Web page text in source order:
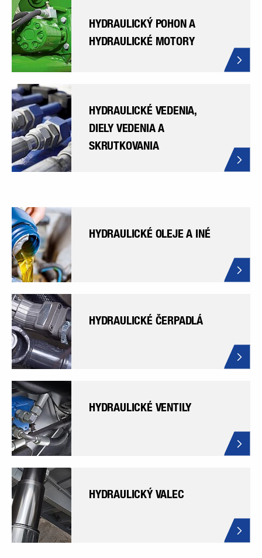
HYDRAULICKÝ POHON A
HYDRAULICKÉ MOTORY
HYDRAULICKÉ VEDENIA,
DIELY VEDENIA A
SKRUTKOVANIA
HYDRAULICKÉ OLEJE A INÉ
HYDRAULICKÉ ČERPADLÁ
HYDRAULICKÉ VENTILY
HYDRAULICKÝ VALEC